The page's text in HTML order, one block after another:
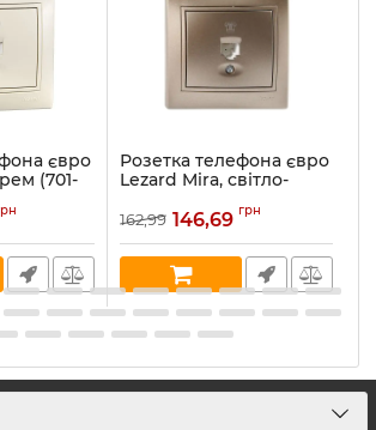
євро
(701-
Розетка телефона євро
Lezard Mira, світло-
перламутр (701-3131-137)
Артикул:701-3131-137
В наявності:
162,99 146,69 грн